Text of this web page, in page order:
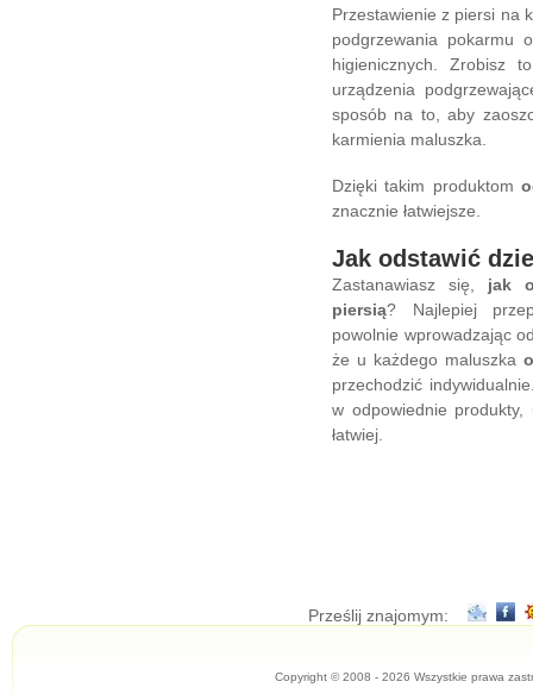
Przestawienie z piersi na
podgrzewania pokarmu
higienicznych. Zrobisz
urządzenia
sposób na to, aby
karmienia maluszka.
Dzięki takim produktom
znacznie łatwiejsze.
Jak odstawić
Zastanawiasz się, jak
piersią? Najlepiej
powolnie wprowadzając
że u każdego maluszka
przechodzić
w odpowiednie
łatwiej.
Prześlij znajomym:
Copyright © 2008 - 2026 Wszystkie prawa